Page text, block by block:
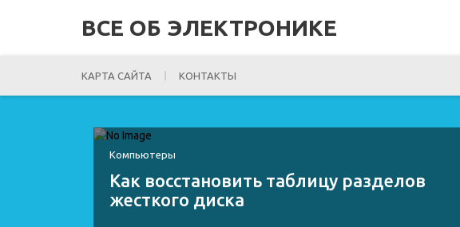
ВСЕ ОБ ЭЛЕКТРОНИКЕ
КАРТА САЙТА КОНТАКТЫ
Компьютеры
Как восстановить таблицу разделов
жесткого диска